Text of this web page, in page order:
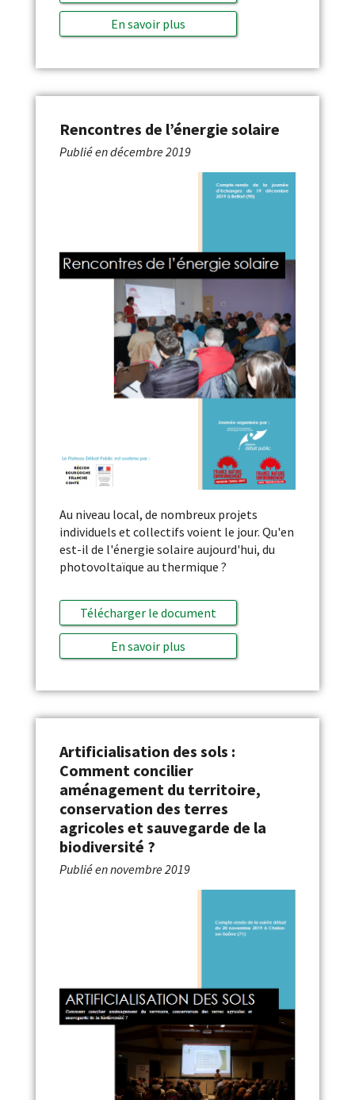
En savoir plus
Rencontres de l’énergie solaire
Publié endécembre 2019
Au niveau local, de nombreux projets
individuels et collectifs voient le jour. Qu'en
est-il de l'énergie solaire aujourd'hui, du
photovoltaïque au thermique ?
Télécharger le document
En savoir plus
Artificialisation des sols :
Comment concilier
aménagement du territoire,
conservation des terres
agricoles et sauvegarde de la
biodiversité ?
Publié ennovembre 2019